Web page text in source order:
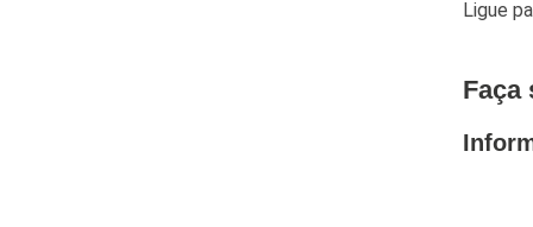
Ligue
Faça